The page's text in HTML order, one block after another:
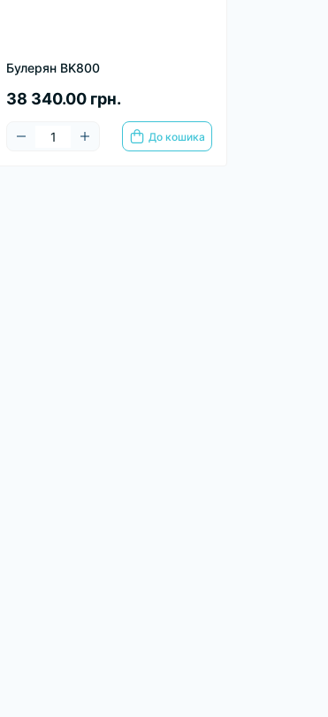
Булерян BK800
38 340.00 грн.
До кошика